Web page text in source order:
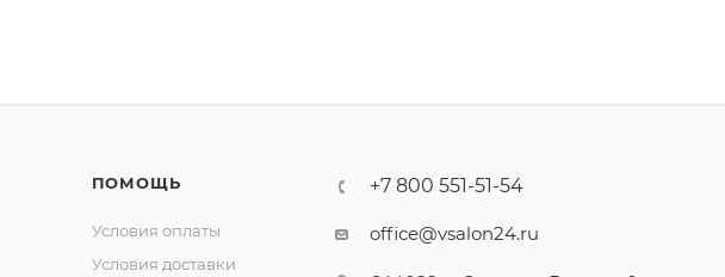
ПОМОЩЬ
Условия оплаты
Условия доставки
+7 800 551-51-54
office@vsalon24.ru